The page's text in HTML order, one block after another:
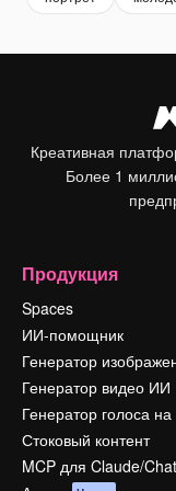
Креативная
Более 1
Продукция
Spaces
ИИ-помощник
Генератор
Генератор видео ИИ
Генератор голоса
Стоковый контент
MCP для Claude/